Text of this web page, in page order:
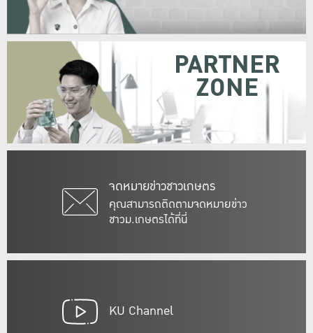
จดหมายข่าวชาวเกษตร
คุณสามารถติดตามจดหมายข่าว
ชาวม.เกษตรได้ที่นี่
PARTNER
ZONE
KU Channel